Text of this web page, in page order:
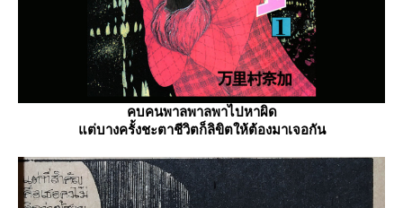
คบคนพาลพาลพาไปหาผิด
ต่บางครั้งชะตาชีวิตก็ลิขิตให้ต้องมาเจอกัน